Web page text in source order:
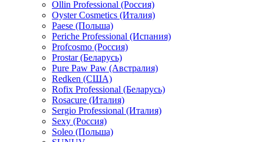
Ollin Professional (Россия)
Oyster Cosmetics (Италия)
Paese (Польша)
Periche Professional (Испания)
Profcosmo (Россия)
Prostar (Беларусь)
Pure Paw Paw (Австралия)
Redken (США)
Rofix Professional (Беларусь)
Rosacure (Италия)
Sergio Professional (Италия)
Sexy (Россия)
Soleo (Польша)